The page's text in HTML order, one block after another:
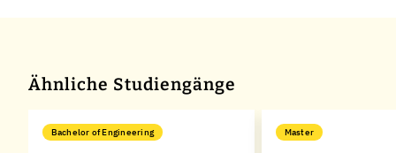
Ähnliche Studiengänge
Bachelor of Engineering Master